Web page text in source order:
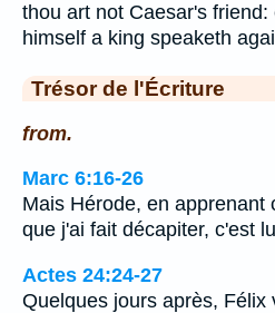
thou art not Caesar's
himself a king speaketh
Trésor de l'Écriture
from.
Marc 6:16-26
Mais Hérode, en apprenant
que j'ai fait décapiter, c'est
Actes 24:24-27
Quelques jours après, Félix